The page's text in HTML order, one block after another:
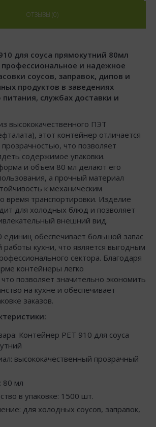
ОТЗЫВЫ (0)
для соуса прямокутний 80мл
и надежное
соусов, заправок, дипов и
продуктов в заведениях
службах доставки и
высококачественного ПЭТ
этот контейнер отличается
что позволяет
содержимое упаковки.
и объем 80 мл делают его
а прочный материал
к механическим
время транспортировки. Изделие
для холодных блюд и позволяет
внешний вид.
единиц обеспечивает большой запас
работы кухни, что является выгодным
сектора. Благодаря
контейнеры легко
позволяет значительно экономить
на кухне и обеспечивает
заказов.
Контейнер РЕТ 910 для соуса
высококачественный прозрачный
80 мл
в упаковке: 1500 шт.
для холодных соусов, заправок,